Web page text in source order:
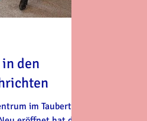
den
im Taubertal